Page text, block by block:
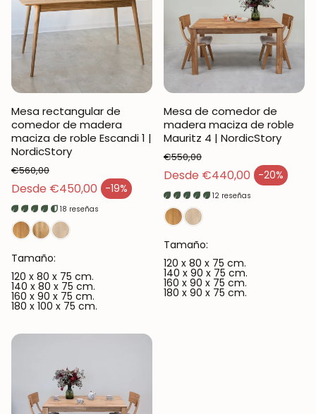
Mesa rectangular de
comedor de madera
maciza de roble Escandi 1 |
NordicStory
Desde €450,00 -19%
Precio de venta
Precio regular
€560,00
18 reseñas
Tamaño:
120 x 80 x 75 cm.
140 x 80 x 75 cm.
160 x 90 x 75 cm.
180 x 100 x 75 cm.
Mesa de comedor de
madera maciza de roble
Mauritz 4 | NordicStory
Desde €440,00 -20%
Precio de venta
Precio regular
€550,00
12 reseñas
Tamaño:
120 x 80 x 75 cm.
140 x 90 x 75 cm.
160 x 90 x 75 cm.
180 x 90 x 75 cm.